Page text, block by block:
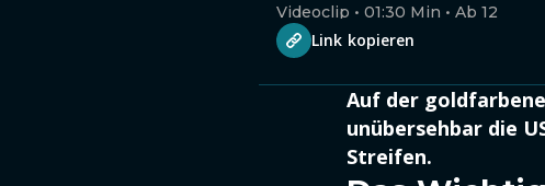
Videoclip • 01:30 Min • Ab 12
Link kopieren
Auf der
unübersehbar die
Streifen.